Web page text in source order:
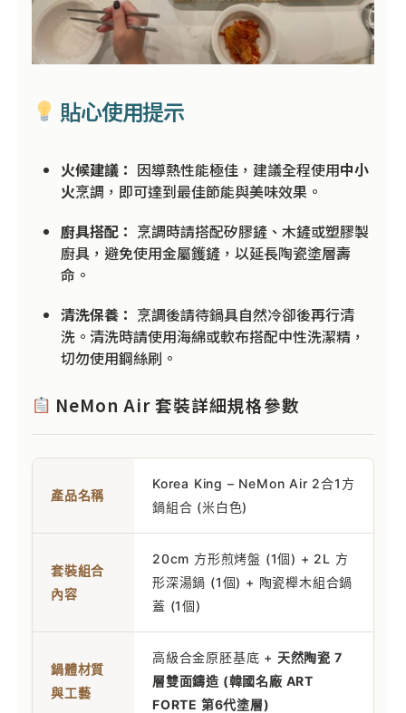
貼心使用提示
火候建議： 因導熱性能極佳，建議全程使用中小
火烹調，即可達到最佳節能與美味效果。
廚具搭配： 烹調時請搭配矽膠鏟、木鏟或塑膠製
廚具，避免使用金屬鑊鏟，以延長陶瓷塗層壽
命。
清洗保養： 烹調後請待鍋具自然冷卻後再行清
洗。清洗時請使用海綿或軟布搭配中性洗潔精，
切勿使用鋼絲刷。
NeMon Air 套裝詳細規格參數
產品名稱
Korea King – NeMon Air 2合1方
鍋組合 (米白色)
套裝組合
內容
20cm 方形煎烤盤 (1個) + 2L 方
形深湯鍋 (1個) + 陶瓷櫸木組合鍋
蓋 (1個)
鍋體材質
與工藝
高級合金原胚基底 + 天然陶瓷 7
層雙面鑄造 (韓國名廠 ART
FORTE 第6代塗層)